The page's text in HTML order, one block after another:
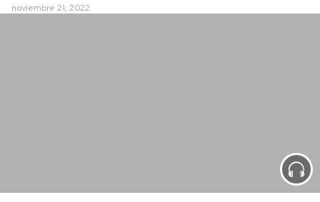
noviembre 21, 2022